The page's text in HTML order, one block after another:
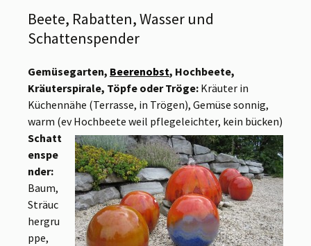
Beete, Rabatten, Wasser und
Schattenspender
Gemüsegarten, Beerenobst, Hochbeete,
Kräuterspirale, Töpfe oder Tröge: Kräuter in
Küchennähe (Terrasse, in Trögen), Gemüse sonnig,
warm (ev Hochbeete weil pflegeleichter, kein bücken)
Schatt
enspe
nder:
Baum,
Sträuc
hergru
ppe,